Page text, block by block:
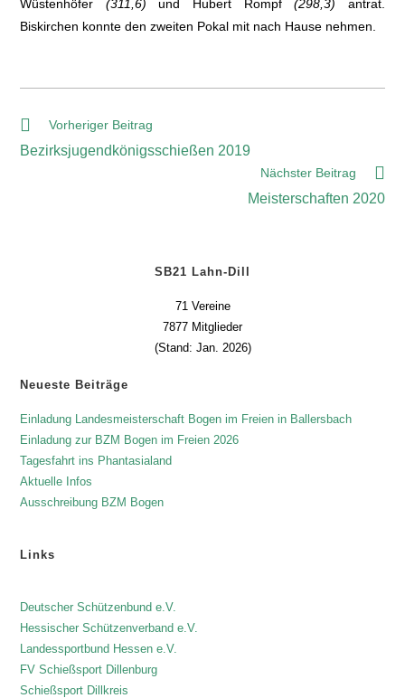
Wüstenhöfer (311,6)und Hubert Rompf(298,3) antrat.
Biskirchen konnte den zweiten Pokal mit nach Hause nehmen.
Vorheriger Beitrag
Bezirksjugendkönigsschießen 2019
Nächster Beitrag
Meisterschaften 2020
SB21 Lahn-Dill
71 Vereine
7877 Mitglieder
(Stand: Jan. 2026)
Neueste Beiträge
Einladung Landesmeisterschaft Bogen im Freien in Ballersbach
Einladung zur BZM Bogen im Freien 2026
Tagesfahrt ins Phantasialand
Aktuelle Infos
Ausschreibung BZM Bogen
Links
Deutscher Schützenbund e.V.
Hessischer Schützenverband e.V.
Landessportbund Hessen e.V.
FV Schießsport Dillenburg
Schießsport Dillkreis